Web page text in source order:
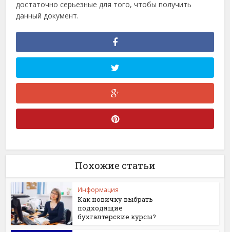
достаточно серьезные для того, чтобы получить
данный документ.
Похожие статьи
Информация
Как новичку выбрать
подходящие
бухгалтерские курсы?